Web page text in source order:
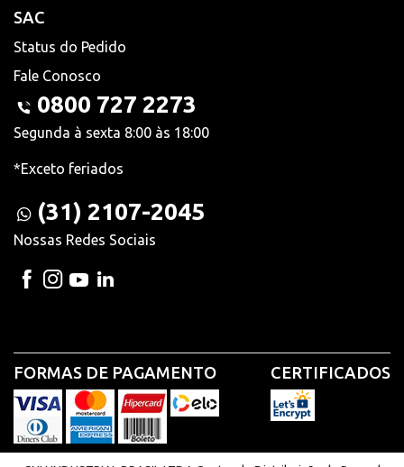
SAC
Status do Pedido
Fale Conosco
0800 727 2273
Segunda à sexta 8:00 às 18:00
*Exceto feriados
(31) 2107-2045
Nossas Redes Sociais
FORMAS DE PAGAMENTO CERTIFICADOS